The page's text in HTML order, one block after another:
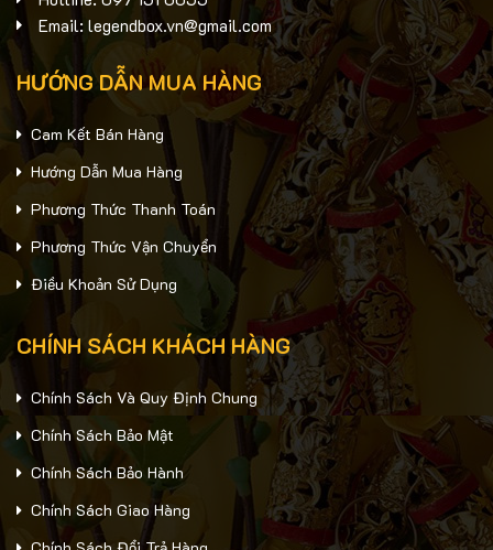
Email: legendbox.vn@gmail.com
HƯỚNG DẪN MUA HÀNG
Cam Kết Bán Hàng
Hướng Dẫn Mua Hàng
Phương Thức Thanh Toán
Phương Thức Vận Chuyển
Điều Khoản Sử Dụng
CHÍNH SÁCH KHÁCH HÀNG
Chính Sách Và Quy Định Chung
Chính Sách Bảo Mật
Chính Sách Bảo Hành
Chính Sách Giao Hàng